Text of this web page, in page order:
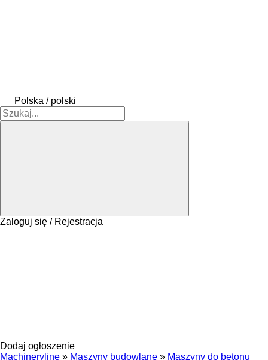
Polska / polski
Zaloguj się / Rejestracja
Dodaj ogłoszenie
Machineryline » Maszyny budowlane » Maszyny do betonu